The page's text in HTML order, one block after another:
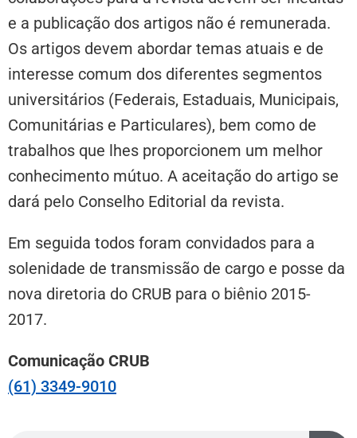
e a publicação dos artigos não é remunerada.
Os artigos devem abordar temas atuais e de
interesse comum dos diferentes segmentos
universitários (Federais, Estaduais, Municipais,
Comunitárias e Particulares), bem como de
trabalhos que lhes proporcionem um melhor
conhecimento mútuo. A aceitação do artigo se
dará pelo Conselho Editorial da revista.
Em seguida todos foram convidados para a
solenidade de transmissão de cargo e posse da
nova diretoria do CRUB para o biênio 2015-
2017.
Comunicação CRUB
(61) 3349-9010